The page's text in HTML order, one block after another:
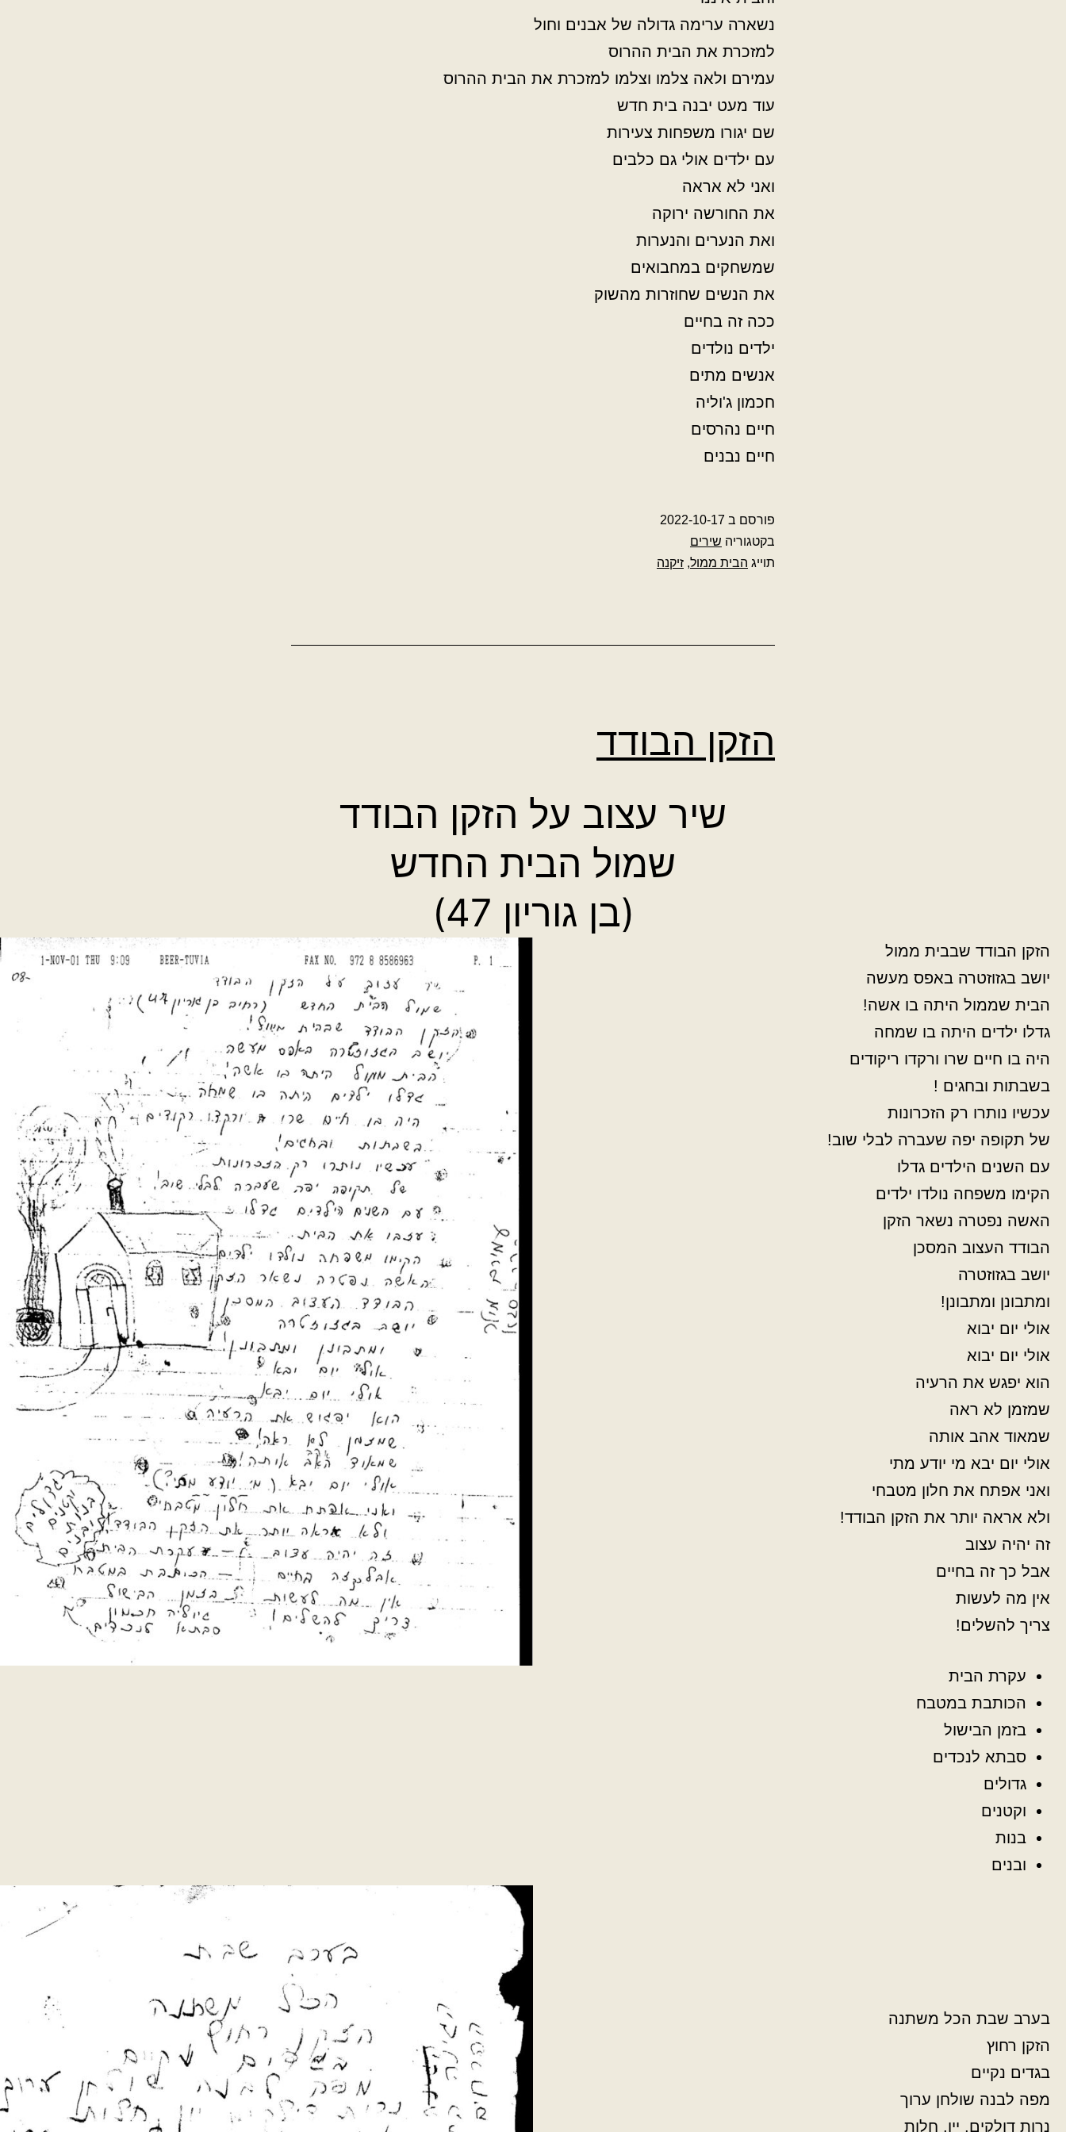
נשארה ערימה גדולה של אבנים וחול
למזכרת את הבית ההרוס
עמירם ולאה צלמו וצלמו למזכרת את הבית ההרוס
עוד מעט יבנה בית חדש
שם יגורו משפחות צעירות
עם ילדים אולי גם כלבים
ואני לא אראה
את החורשה ירוקה
ואת הנערים והנערות
שמשחקים במחבואים
את הנשים שחוזרות מהשוק
ככה זה בחיים
ילדים נולדים
אנשים מתים
חכמון ג'וליה
חיים נהרסים
חיים נבנים
פורסם ב 2022-10-17
בקטגוריה שירים
תוייג הבית ממול, זיקנה
הזקן הבודד
שיר עצוב על הזקן הבודד
שמול הבית החדש
(בן גוריון 47)
הזקן הבודד שבבית ממול
יושב בגזוזטרה באפס מעשה
הבית שממול היתה בו אשה!
גדלו ילדים היתה בו שמחה
היה בו חיים שרו ורקדו ריקודים
בשבתות ובחגים !
עכשיו נותרו רק הזכרונות
של תקופה יפה שעברה לבלי שוב!
עם השנים הילדים גדלו
הקימו משפחה נולדו ילדים
האשה נפטרה נשאר הזקן
הבודד העצוב המסכן
יושב בגזוזטרה
ומתבונן ומתבונן!
אולי יום יבוא
אולי יום יבוא
הוא יפגש את הרעיה
שמזמן לא ראה
שמאוד אהב אותה
אולי יום יבא מי יודע מתי
ואני אפתח את חלון מטבחי
ולא אראה יותר את הזקן הבודד!
זה יהיה עצוב
אבל כך זה בחיים
אין מה לעשות
צריך להשלים!
עקרת הבית
הכותבת במטבח
בזמן הבישול
סבתא לנכדים
גדולים
וקטנים
בנות
ובנים
בערב שבת הכל משתנה
הזקן רחוץ
בגדים נקיים
מפה לבנה שולחן ערוך
נרות דולקים, יין, חלות